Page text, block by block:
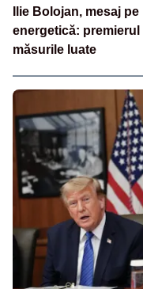
Ilie Bolojan, mesaj
energetică:
măsurile luate